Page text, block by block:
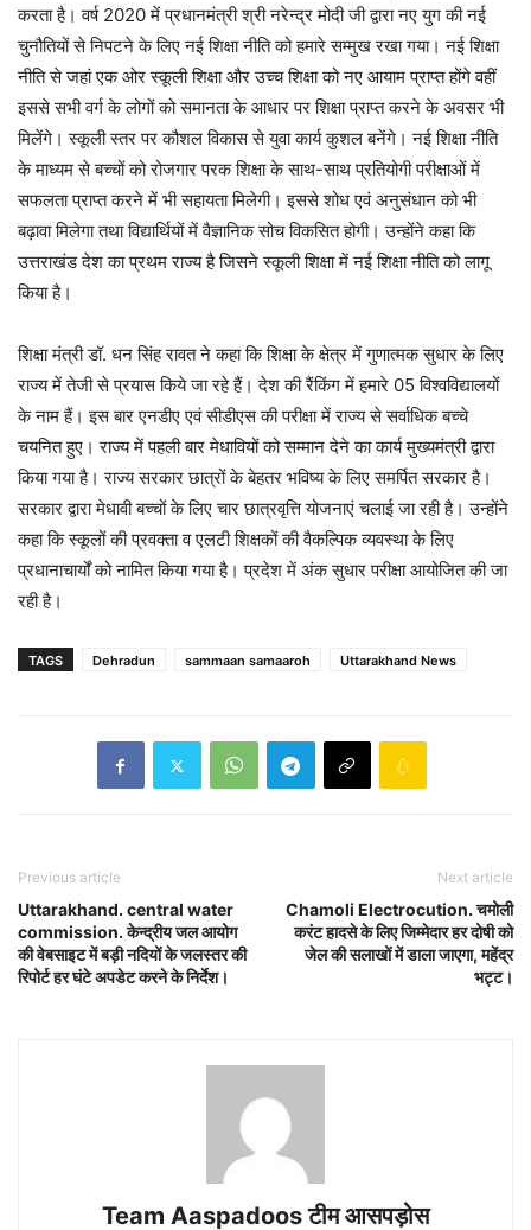
करता है। वर्ष 2020 में प्रधानमंत्री श्री नरेन्द्र मोदी जी द्वारा नए युग की नई
चुनौतियों से निपटने के लिए नई शिक्षा नीति को हमारे सम्मुख रखा गया। नई शिक्षा
नीति से जहां एक ओर स्कूली शिक्षा और उच्च शिक्षा को नए आयाम प्राप्त होंगे वहीं
इससे सभी वर्ग के लोगों को समानता के आधार पर शिक्षा प्राप्त करने के अवसर भी
मिलेंगे। स्कूली स्तर पर कौशल विकास से युवा कार्य कुशल बनेंगे। नई शिक्षा नीति
के माध्यम से बच्चों को रोजगार परक शिक्षा के साथ-साथ प्रतियोगी परीक्षाओं में
सफलता प्राप्त करने में भी सहायता मिलेगी। इससे शोध एवं अनुसंधान को भी
बढ़ावा मिलेगा तथा विद्यार्थियों में वैज्ञानिक सोच विकसित होगी। उन्होंने कहा कि
उत्तराखंड देश का प्रथम राज्य है जिसने स्कूली शिक्षा में नई शिक्षा नीति को लागू
किया है।
शिक्षा मंत्री डॉ. धन सिंह रावत ने कहा कि शिक्षा के क्षेत्र में गुणात्मक सुधार के लिए
राज्य में तेजी से प्रयास किये जा रहे हैं। देश की रैंकिंग में हमारे 05 विश्वविद्यालयों
के नाम हैं। इस बार एनडीए एवं सीडीएस की परीक्षा में राज्य से सर्वाधिक बच्चे
चयनित हुए। राज्य में पहली बार मेधावियों को सम्मान देने का कार्य मुख्यमंत्री द्वारा
किया गया है। राज्य सरकार छात्रों के बेहतर भविष्य के लिए समर्पित सरकार है।
सरकार द्वारा मेधावी बच्चों के लिए चार छात्रवृत्ति योजनाएं चलाई जा रही है। उन्होंने
कहा कि स्कूलों की प्रवक्ता व एलटी शिक्षकों की वैकल्पिक व्यवस्था के लिए
प्रधानाचार्यों को नामित किया गया है। प्रदेश में अंक सुधार परीक्षा आयोजित की जा
रही है।
TAGS Dehradun sammaan samaaroh Uttarakhand News
Previous article
Uttarakhand. central water
commission. केन्द्रीय जल आयोग
की वेबसाइट में बड़ी नदियों के जलस्तर की
रिपोर्ट हर घंटे अपडेट करने के निर्देश।
Next article
Chamoli Electrocution. चमोली
करंट हादसे के लिए जिम्मेदार हर दोषी को
जेल की सलाखों में डाला जाएगा, महेंद्र
भट्ट।
Team Aaspadoos टीम आसपड़ोस